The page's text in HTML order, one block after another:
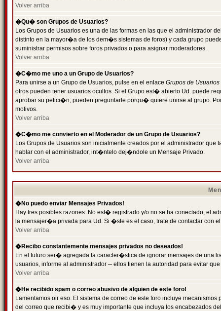
Volver arriba
�Qu� son Grupos de Usuarios?
Los Grupos de Usuarios es una de las formas en las que el administrador
distinto en la mayor�a de los dem�s sistemas de foros) y cada grupo
suministrar permisos sobre foros privados o para asignar moderadores.
Volver arriba
�C�mo me uno a un Grupo de Usuarios?
Para unirse a un Grupo de Usuarios, pulse en el enlace Grupos de Usuarios
otros pueden tener usuarios ocultos. Si el Grupo est� abierto Ud. puede
aprobar su petici�n; pueden preguntarle porqu� quiere unirse al grupo.
motivos.
Volver arriba
�C�mo me convierto en el Moderador de un Grupo de Usuarios?
Los Grupos de Usuarios son inicialmente creados por el administrador
hablar con el administrador, int�ntelo dej�ndole un Mensaje Privado.
Volver arriba
�No puedo enviar Mensajes Privados!
Hay tres posibles razones: No est� registrado y/o no se ha conectado, el
la mensajer�a privada para Ud. Si �ste es el caso, trate de contactar con
Volver arriba
�Recibo constantemente mensajes privados no deseados!
En el futuro ser� agregada la caracter�stica de ignorar mensajes de una
usuarios, informe al administrador -- ellos tienen la autoridad para evitar
Volver arriba
�He recibido spam o correo abusivo de alguien de este foro!
Lamentamos oir eso. El sistema de correo de este foro incluye
del correo que recibi� y es muy importante que incluya los encabezados